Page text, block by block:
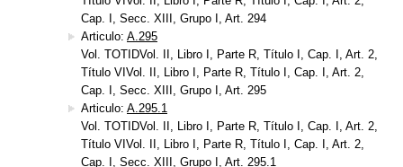
Cap. I, Secc. XIII, Grupo I, Art. 294
Articulo: A.295
Vol. TOTIDVol. II, Libro I, Parte R, Título I, Cap. I, Art. 2,
Título VIVol. II, Libro I, Parte R, Título I, Cap. I, Art. 2,
Cap. I, Secc. XIII, Grupo I, Art. 295
Articulo: A.295.1
Vol. TOTIDVol. II, Libro I, Parte R, Título I, Cap. I, Art. 2,
Título VIVol. II, Libro I, Parte R, Título I, Cap. I, Art. 2,
Cap. I, Secc. XIII, Grupo I, Art. 295.1